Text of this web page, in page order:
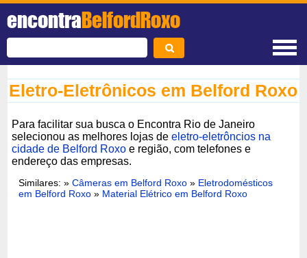
encontraBelfordRoxo
Eletro-Eletrônicos em Belford Roxo
Para facilitar sua busca o Encontra Rio de Janeiro
selecionou as melhores lojas deeletro-eletrôncios na
cidade de Belford Roxo e região, com telefones e
endereço das empresas.
Similares: »Câmeras em Belford Roxo » Eletrodomésticos
em Belford Roxo » Material Elétrico em Belford Roxo